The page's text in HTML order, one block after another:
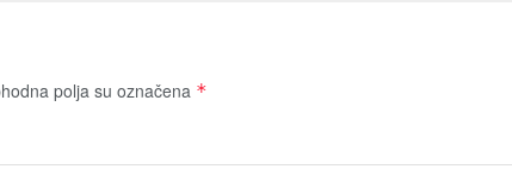
polja su označena *